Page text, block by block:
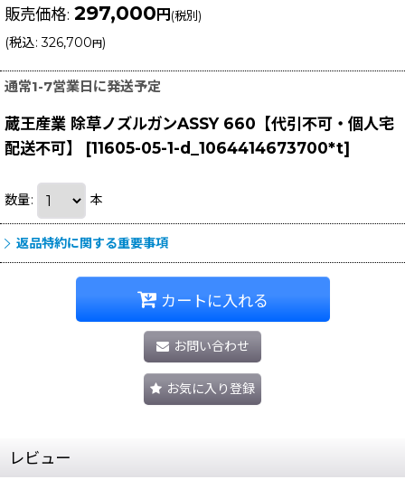
販売価格: 297,000 円 (税別)
(税込: 326,700円)
通常1-7営業日に発送予定
蔵王産業 除草ノズルガンASSY 660【代引不可・個人宅
配送不可】
[11605-05-1-d_1064414673700*t]
数量: 本
返品特約に関する重要事項
カートに入れる
お問い合わせ
お気に入り登録
レビュー